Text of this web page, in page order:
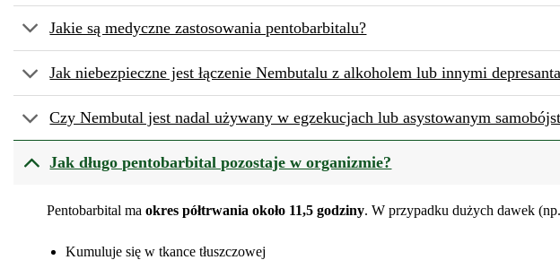
Jakie są medyczne zastosowania pentobarbitalu?
Jak niebezpieczne jest łączenie Nembutalu z alkoholem lub innymi
Czy Nembutal jest nadal używany w egzekucjach lub asystowanym
Jak długo pentobarbital pozostaje w organizmie?
Pentobarbital ma okres półtrwania około 11,5 godziny. W przypadku dużych dawek
Kumuluje się w tkance tłuszczowej